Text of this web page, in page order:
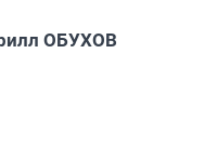
ОБУХОВ